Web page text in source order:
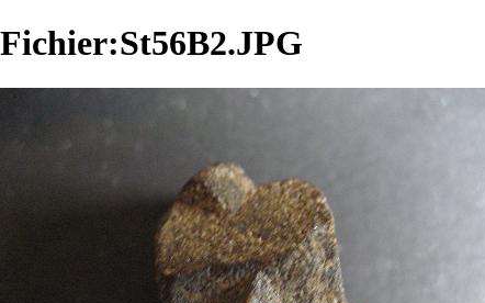
Fichier:St56B2.JPG